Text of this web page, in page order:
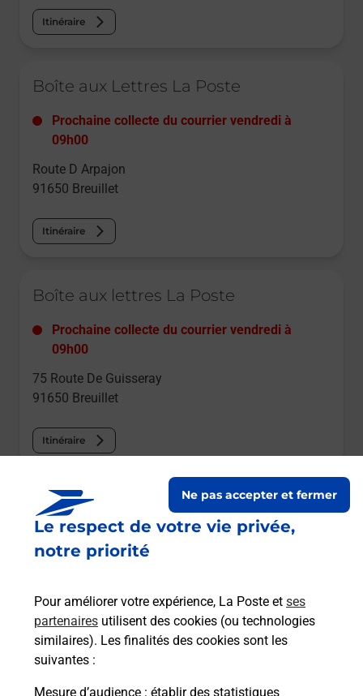
Le respect de votre vie privée,
notre priorité
Pour améliorer votre expérience, La Poste et ses
partenaires utilisent des cookies (ou technologies
similaires). Les finalités des cookies sont les
suivantes :
Mesure d’audience : établir des statistiques
Ne pas accepter et fermer
Itinéraire
Boîte aux Lettres La Poste
Prochaine collecte du courrier vendredi à
09h00
Route D Arpajon
91650 Breuillet
Itinéraire
Boîte aux lettres La Poste
Prochaine collecte du courrier vendredi à
09h00
75 Route De Guisseray
91650 Breuillet
Itinéraire
Boîte aux lettres La Poste
Prochaine collecte du courrier vendredi
09h00
91650 Breuillet
Le lien s'ouvre dans un nouvel onglet